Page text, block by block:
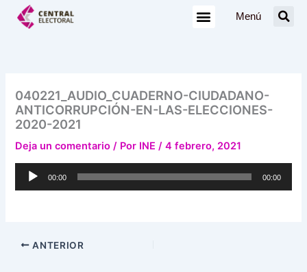
Menú
040221_AUDIO_CUADERNO-CIUDADANO-
ANTICORRUPCIÓN-EN-LAS-ELECCIONES-
2020-2021
Deja un comentario / Por INE/4 febrero, 2021
Reproductor
00:00 00:00
ANTERIOR